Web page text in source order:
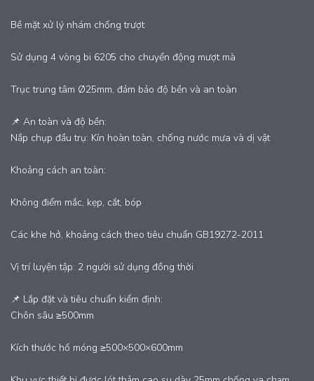
Bề mặt xử lý nhám chống trượt
Sử dụng 4 vòng bi 6205 cho chuyển động mượt mà
Trục trung tâm Ø25mm, đảm bảo độ bền và an toàn
📌 An toàn và độ bền:
Nắp chụp đầu trụ: Kín hoàn toàn, chống nước mưa và dị vật
Khoảng cách an toàn:
Không điểm mắc, kẹp, cắt, bóp
Các khe hở, khoảng cách theo tiêu chuẩn GB19272-2011
Vị trí luyện tập: 2 người sử dụng đồng thời
📌 Lắp đặt và tiêu chuẩn kiểm định:
Chôn sâu ≥500mm
Kích thước hố móng ≥500×500×600mm